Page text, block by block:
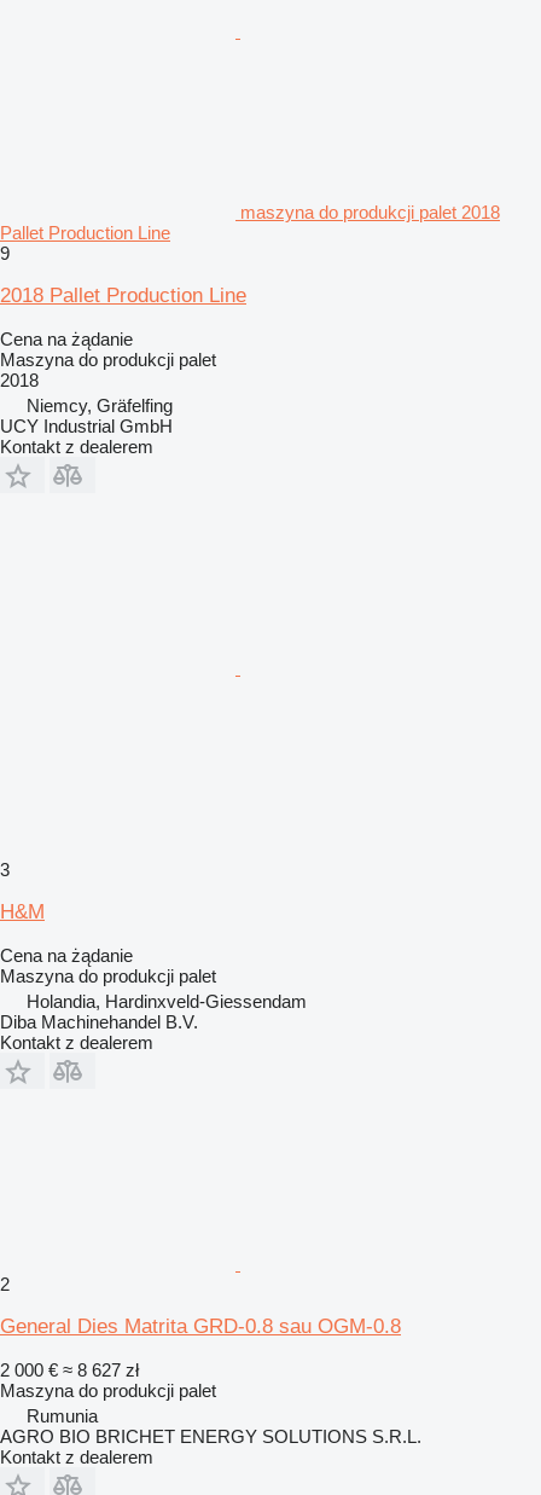
maszyna do produkcji palet 2018
Pallet Production Line
9
2018 Pallet Production Line
Cena na żądanie
Maszyna do produkcji palet
2018
Niemcy, Gräfelfing
UCY Industrial GmbH
Kontakt z dealerem
3
H&M
Cena na żądanie
Maszyna do produkcji palet
Holandia, Hardinxveld-Giessendam
Diba Machinehandel B.V.
Kontakt z dealerem
2
General Dies Matrita GRD-0.8 sau OGM-0.8
2 000 € ≈ 8 627 zł
Maszyna do produkcji palet
Rumunia
AGRO BIO BRICHET ENERGY SOLUTIONS S.R.L.
Kontakt z dealerem